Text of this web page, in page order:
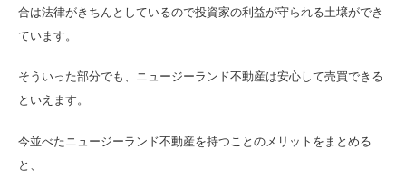
合は法律がきちんとしているので投資家の利益が守られる土壌ができ
ています。
そういった部分でも、ニュージーランド不動産は安心して売買できる
といえます。
今並べたニュージーランド不動産を持つことのメリットをまとめる
と、